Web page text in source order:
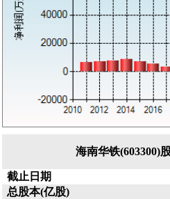
海南华铁(603300)
截止日期
总股本(亿股)